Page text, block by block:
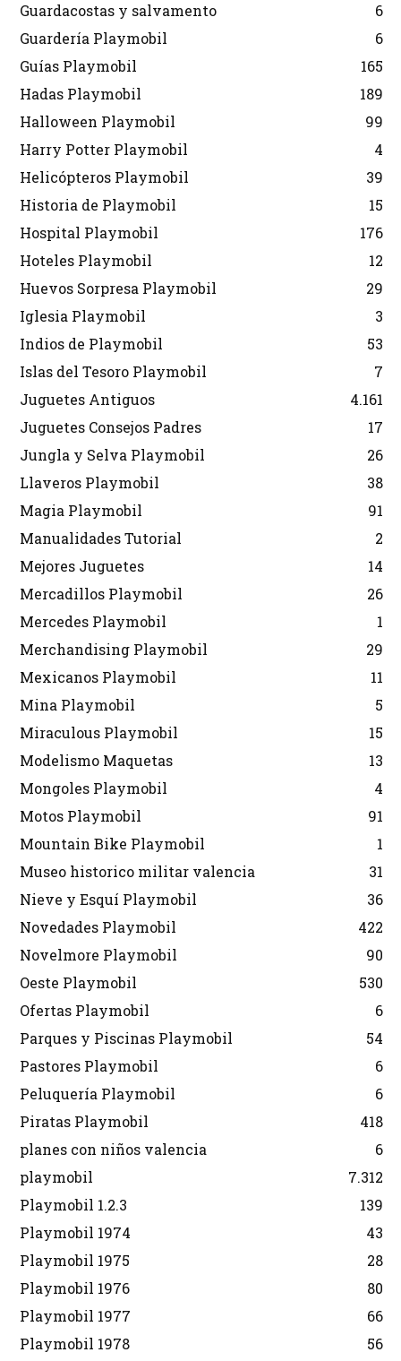
Guardacostas y salvamento
6
Guardería Playmobil
6
Guías Playmobil
165
Hadas Playmobil
189
Halloween Playmobil
99
Harry Potter Playmobil
4
Helicópteros Playmobil
39
Historia de Playmobil
15
Hospital Playmobil
176
Hoteles Playmobil
12
Huevos Sorpresa Playmobil
29
Iglesia Playmobil
3
Indios de Playmobil
53
Islas del Tesoro Playmobil
7
Juguetes Antiguos
4.161
Juguetes Consejos Padres
17
Jungla y Selva Playmobil
26
Llaveros Playmobil
38
Magia Playmobil
91
Manualidades Tutorial
2
Mejores Juguetes
14
Mercadillos Playmobil
26
Mercedes Playmobil
1
Merchandising Playmobil
29
Mexicanos Playmobil
11
Mina Playmobil
5
Miraculous Playmobil
15
Modelismo Maquetas
13
Mongoles Playmobil
4
Motos Playmobil
91
Mountain Bike Playmobil
1
Museo historico militar valencia
31
Nieve y Esquí Playmobil
36
Novedades Playmobil
422
Novelmore Playmobil
90
Oeste Playmobil
530
Ofertas Playmobil
6
Parques y Piscinas Playmobil
54
Pastores Playmobil
6
Peluquería Playmobil
6
Piratas Playmobil
418
planes con niños valencia
6
playmobil
7.312
Playmobil 1.2.3
139
Playmobil 1974
43
Playmobil 1975
28
Playmobil 1976
80
Playmobil 1977
66
Playmobil 1978
56